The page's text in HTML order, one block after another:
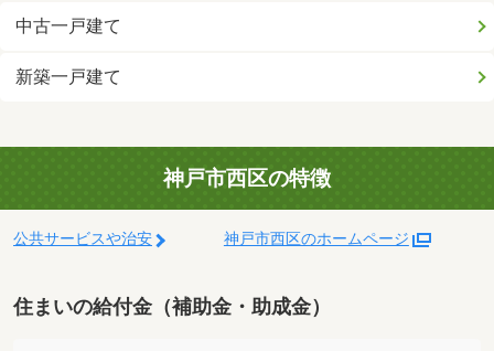
中古一戸建て
新築一戸建て
神戸市西区の特徴
公共サービスや治安 神戸市西区のホームページ
住まいの給付金（補助金・助成金）